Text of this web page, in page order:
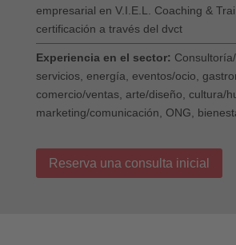
empresarial en V.I.E.L. Coaching &
certificación a través del dvct
Experiencia en el sector:
servicios, energía, eventos/ocio,
comercio/ventas, arte/diseño, cultura/
marketing/comunicación, ONG,
Reserva una consulta inicial